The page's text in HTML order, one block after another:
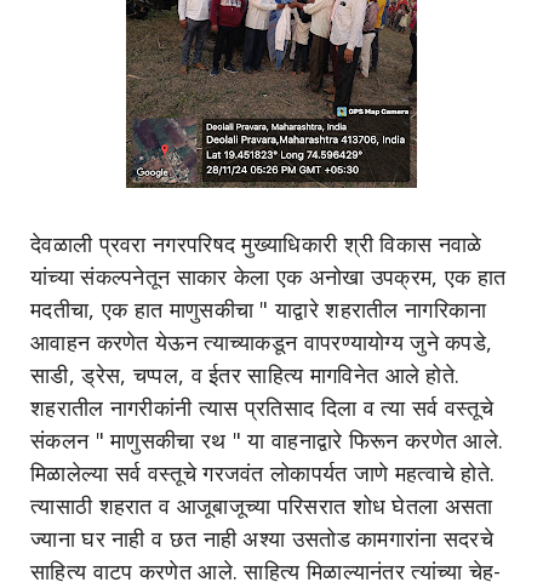
देवळाली प्रवरा नगरपरिषद मुख्याधिकारी श्री विकास नवाळे
यांच्या संकल्पनेतून साकार केला एक अनोखा उपक्रम, एक हात
मदतीचा, एक हात माणुसकीचा " याद्वारे शहरातील नागरिकाना
आवाहन करणेत येऊन त्याच्याकडून वापरण्यायोग्य जुने कपडे,
साडी, ड्रेस, चप्पल, व ईतर साहित्य मागविनेत आले होते.
शहरातील नागरीकांनी त्यास प्रतिसाद दिला व त्या सर्व वस्तूचे
संकलन " माणुसकीचा रथ " या वाहनाद्वारे फिरून करणेत आले.
मिळालेल्या सर्व वस्तूचे गरजवंत लोकापर्यत जाणे महत्वाचे होते.
त्यासाठी शहरात व आजूबाजूच्या परिसरात शोध घेतला असता
ज्याना घर नाही व छत नाही अश्या उसतोड कामगारांना सदरचे
साहित्य वाटप करणेत आले. साहित्य मिळाल्यानंतर त्यांच्या चेह-